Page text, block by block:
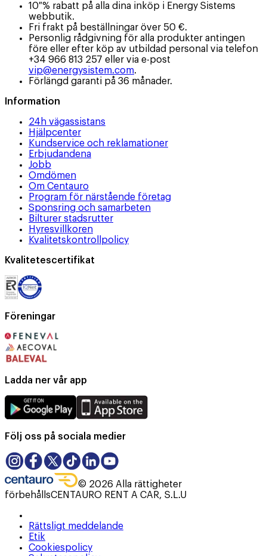
10 % rabatt på alla dina inköp i Energy Sistems
webbutik.
Fri frakt på beställningar över 50 €.
Personlig rådgivning för alla produkter antingen
före eller efter köp av utbildad personal via telefon
+34 966 813 257 eller via e-post
vip@energysistem.com.
Förlängd garanti på 36 månader.
Information
24h vägassistans
Hjälpcenter
Kundservice och reklamationer
Erbjudandena
Jobb
Omdömen
Om Centauro
Program för närstående företag
Sponsring och samarbeten
Bilturer stadsrutter
Hyresvillkoren
Kvalitetskontrollpolicy
Kvalitetescertifikat
Föreningar
Ladda ner vår app
Följ oss på sociala medier
© 2026 Alla rättigheter
förbehållsCENTAURO RENT A CAR, S.L.U
Rättsligt meddelande
Etik
Cookiespolicy